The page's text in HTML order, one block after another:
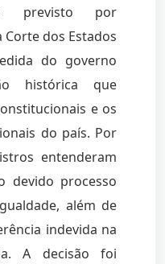
previsto por
Corte dos Estados
do governo
histórica que
e os
do país. Por
entenderam
devido processo
além de
indevida na
A decisão foi